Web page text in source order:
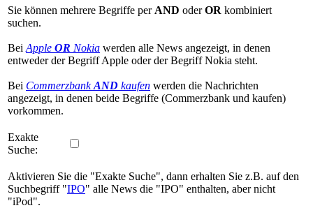
Sie können mehrere Begriffe per AND oderOR kombiniert
suchen.
Bei Apple OR Nokia werden alle News angezeigt, in denen
entweder der Begriff Apple oder der Begriff Nokia steht.
Bei CommerzbankAND kaufen werden die Nachrichten
angezeigt, in denen beide Begriffe (Commerzbank und kaufen)
vorkommen.
Exakte
Suche:
Aktivieren Sie die "Exakte Suche", dann erhalten Sie z.B. auf den
Suchbegriff "IPO" alle News die "IPO" enthalten, aber nicht
"iPod".